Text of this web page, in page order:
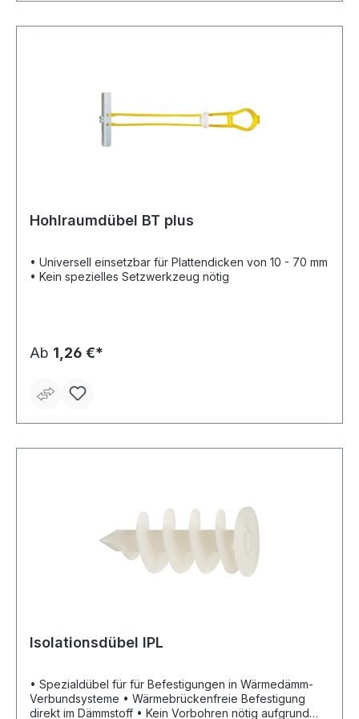
Hohlraumdübel BT plus
• Universell einsetzbar für Plattendicken von 10 - 70 mm
• Kein spezielles Setzwerkzeug nötig
Ab 1,26 €*
Isolationsdübel IPL
• Spezialdübel für für Befestigungen in Wärmedämm­
Verbundsysteme • Wärmebrückenfreie Befestigung
direkt im Dämmstoff • Kein Vorbohren nötig aufgrund